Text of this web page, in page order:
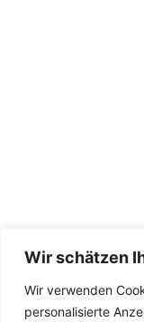
Wir schätzen
Wir verwenden
personalisierte